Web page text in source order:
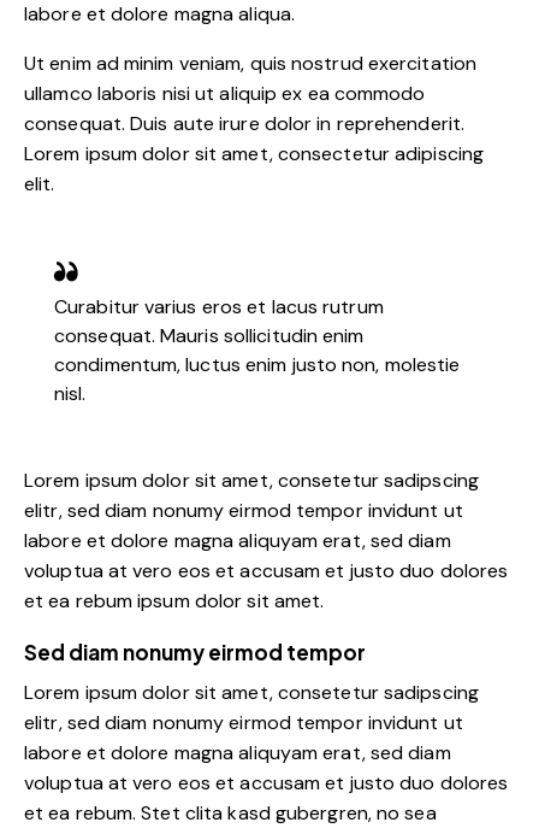
labore et dolore magna aliqua.
Ut enim ad minim veniam, quis nostrud exercitation
ullamco laboris nisi ut aliquip ex ea commodo
consequat. Duis aute irure dolor in reprehenderit.
Lorem ipsum dolor sit amet, consectetur adipiscing
elit.
Curabitur varius eros et lacus rutrum
consequat. Mauris sollicitudin enim
condimentum, luctus enim justo non, molestie
nisl.
Lorem ipsum dolor sit amet, consetetur sadipscing
elitr, sed diam nonumy eirmod tempor invidunt ut
labore et dolore magna aliquyam erat, sed diam
voluptua at vero eos et accusam et justo duo dolores
et ea rebum ipsum dolor sit amet.
Sed diam nonumy eirmod tempor
Lorem ipsum dolor sit amet, consetetur sadipscing
elitr, sed diam nonumy eirmod tempor invidunt ut
labore et dolore magna aliquyam erat, sed diam
voluptua at vero eos et accusam et justo duo dolores
et ea rebum. Stet clita kasd gubergren, no sea